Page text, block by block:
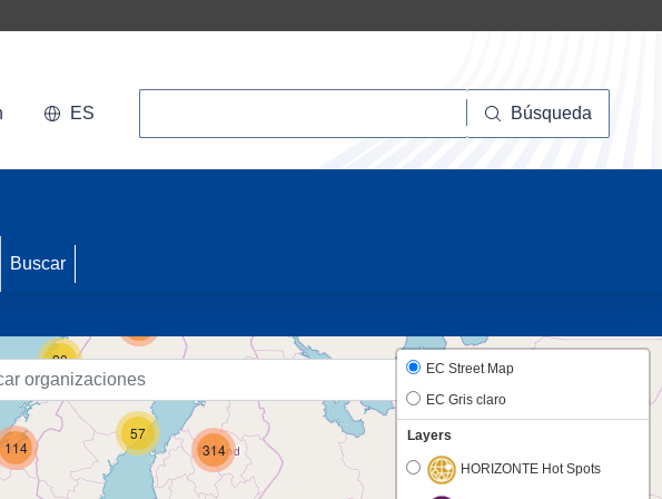
ES Búsqueda
Buscar
20
57
314
114
EC Street Map
EC Gris claro
Layers
HORIZONTE Hot Spots